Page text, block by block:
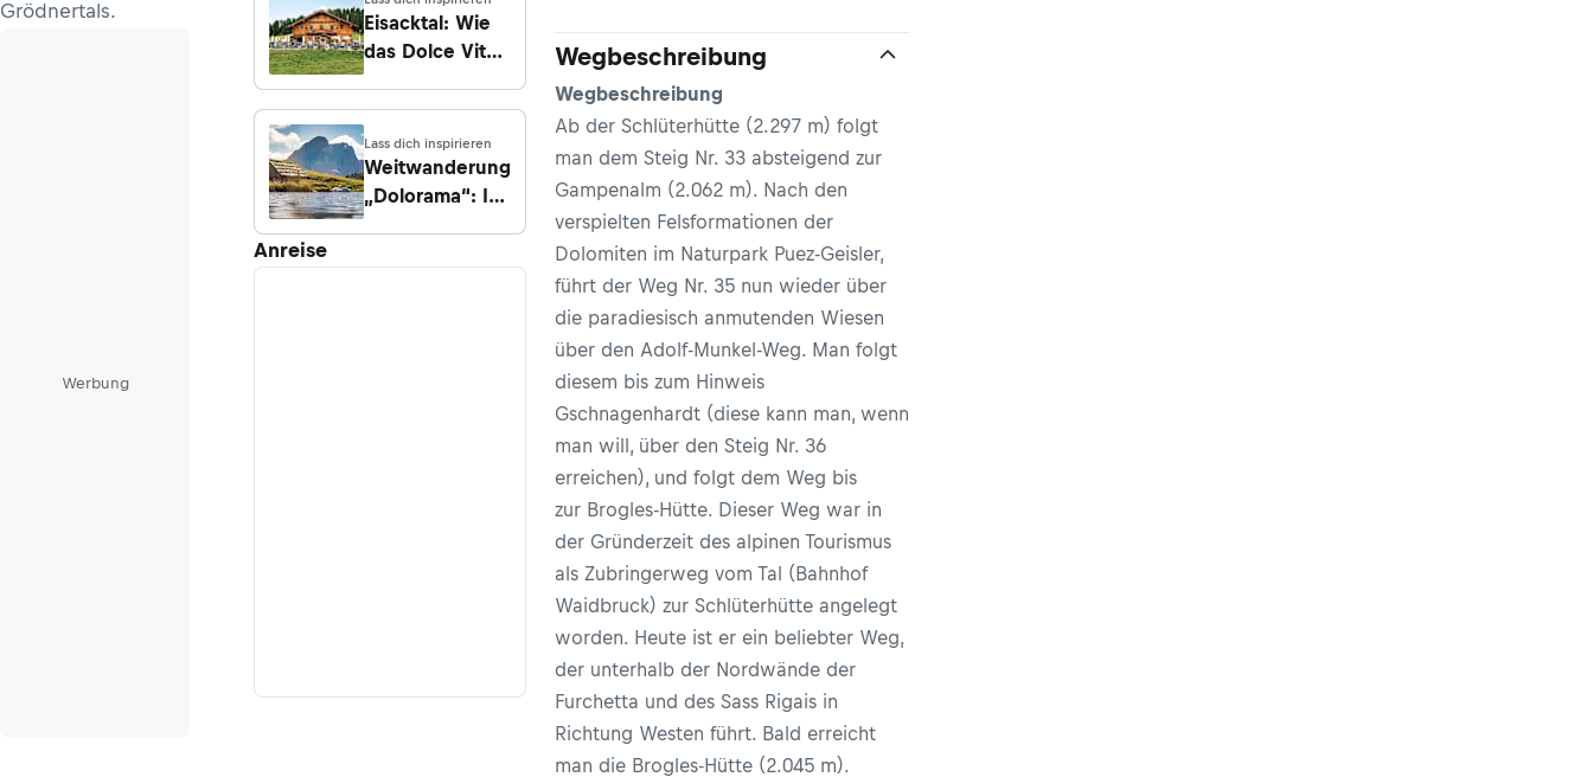
Grödnertals.
Werbung
Eisacktal: Wie
das Dolce Vita
kam
Lass dich inspirieren
Weitwanderung
„Dolorama“: In
Anreise
Wegbeschreibung
Wegbeschreibung
Ab der Schlüterhütte (2.297 m) folgt
man dem Steig Nr. 33 absteigend zur
Gampenalm (2.062 m). Nach den
verspielten Felsformationen der
Dolomiten im Naturpark Puez-Geisler,
führt der Weg Nr. 35 nun wieder über
die paradiesisch anmutenden Wiesen
über den Adolf-Munkel-Weg. Man folgt
diesem bis zum Hinweis
Gschnagenhardt (diese kann man, wenn
man will, über den Steig Nr. 36
erreichen), und folgt dem Weg bis
zur Brogles-Hütte. Dieser Weg war in
der Gründerzeit des alpinen Tourismus
als Zubringerweg vom Tal (Bahnhof
Waidbruck) zur Schlüterhütte angelegt
worden. Heute ist er ein beliebter Weg,
der unterhalb der Nordwände der
Furchetta und des Sass Rigais in
Richtung Westen führt. Bald erreicht
man die Brogles-Hütte (2.045 m).